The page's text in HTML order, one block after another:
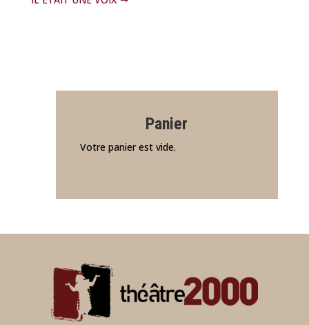
Panier
Votre panier est vide.